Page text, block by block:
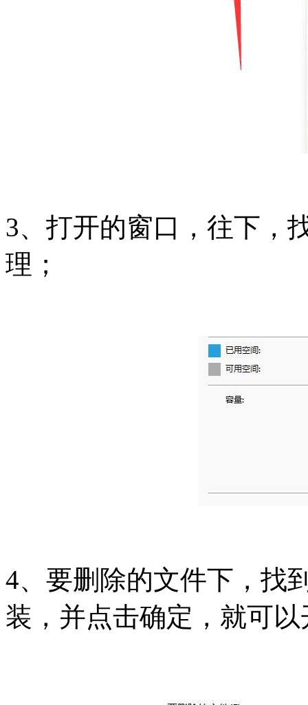
3、打开的窗口，往下，
理；
4、要删除的文件下，找
装，并点击确定，就可